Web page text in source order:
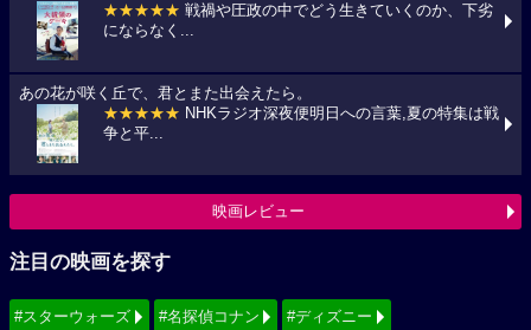
★★★★★ 戦禍や圧政の中でどう生きていくのか、下劣
にならなく...
あの花が咲く丘で、君とまた出会えたら。
★★★★★ NHKラジオ深夜便明日への言葉,夏の特集は戦
争と平...
映画レビュー
注目の映画を探す
#スターウォーズ #名探偵コナン #ディズニー